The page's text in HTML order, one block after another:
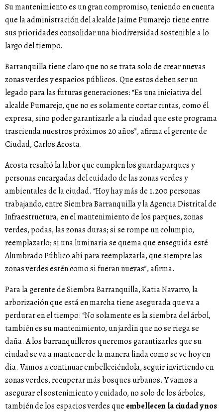
Su mantenimiento es un gran compromiso, teniendo en cuenta
que la administración del alcalde Jaime Pumarejo tiene entre
sus prioridades consolidar una biodiversidad sostenible a lo
largo del tiempo.
Barranquilla tiene claro que no se trata solo de crear nuevas
zonas verdes y espacios públicos. Que estos deben ser un
legado para las futuras generaciones: “Es una iniciativa del
alcalde Pumarejo, que no es solamente cortar cintas, como él
expresa, sino poder garantizarle a la ciudad que este programa
trascienda nuestros próximos 20 años”, afirma el gerente de
Ciudad, Carlos Acosta.
Acosta resaltó la labor que cumplen los guardaparques y
personas encargadas del cuidado de las zonas verdes y
ambientales de la ciudad. “Hoy hay más de 1.200 personas
trabajando, entre Siembra Barranquilla y la Agencia Distrital de
Infraestructura, en el mantenimiento de los parques, zonas
verdes, podas, las zonas duras; si se rompe un columpio,
reemplazarlo; si una luminaria se quema que enseguida esté
Alumbrado Público ahí para reemplazarla, que siempre las
zonas verdes estén como si fueran nuevas”, afirma.
Para la gerente de Siembra Barranquilla, Katia Navarro, la
arborización que está en marcha tiene asegurada que va a
perdurar en el tiempo: “No solamente es la siembra del árbol,
también es su mantenimiento, un jardín que no se riega se
daña. A los barranquilleros queremos garantizarles que su
ciudad se va a mantener de la manera linda como se ve hoy en
día. Vamos a continuar embelleciéndola, seguir invirtiendo en
zonas verdes, recuperar más bosques urbanos. Y vamos a
asegurar el sostenimiento y cuidado, no solo de los árboles,
también de los espacios verdes que embellecen la ciudad y nos